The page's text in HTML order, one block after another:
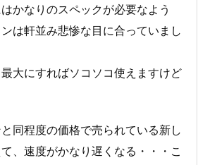
かなりのスペックが必要なよう
は軒並み悲惨な目に合っていまし
最大にすればソコソコ使えますけど
同程度の価格で売られている新し
、速度がかなり遅くなる・・・こ